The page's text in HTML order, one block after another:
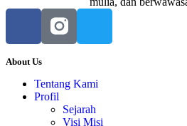
About Us
Tentang Kami
Profil
Sejarah
Visi Misi